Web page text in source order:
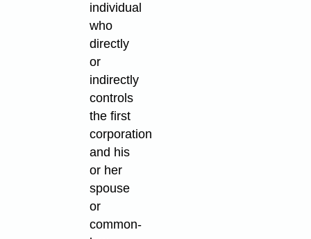
individual
who
directly
or
indirectly
controls
the first
corporation
and his
or her
spouse
or
common-